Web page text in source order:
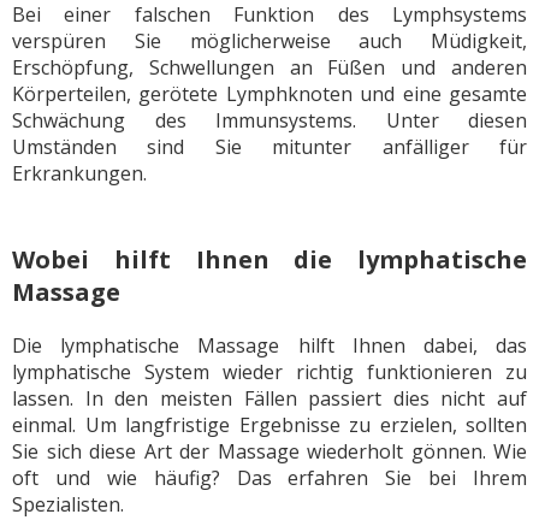
Bei einer falschen Funktion des Lymphsystems
verspüren Sie möglicherweise auch Müdigkeit,
Erschöpfung, Schwellungen an Füßen und anderen
Körperteilen, gerötete Lymphknoten und eine gesamte
Schwächung des Immunsystems. Unter diesen
Umständen sind Sie mitunter anfälliger für
Erkrankungen.
Wobei hilft Ihnen die lymphatische
Massage
Die lymphatische Massage hilft Ihnen dabei, das
lymphatische System wieder richtig funktionieren zu
lassen. In den meisten Fällen passiert dies nicht auf
einmal. Um langfristige Ergebnisse zu erzielen, sollten
Sie sich diese Art der Massage wiederholt gönnen. Wie
oft und wie häufig? Das erfahren Sie bei Ihrem
Spezialisten.